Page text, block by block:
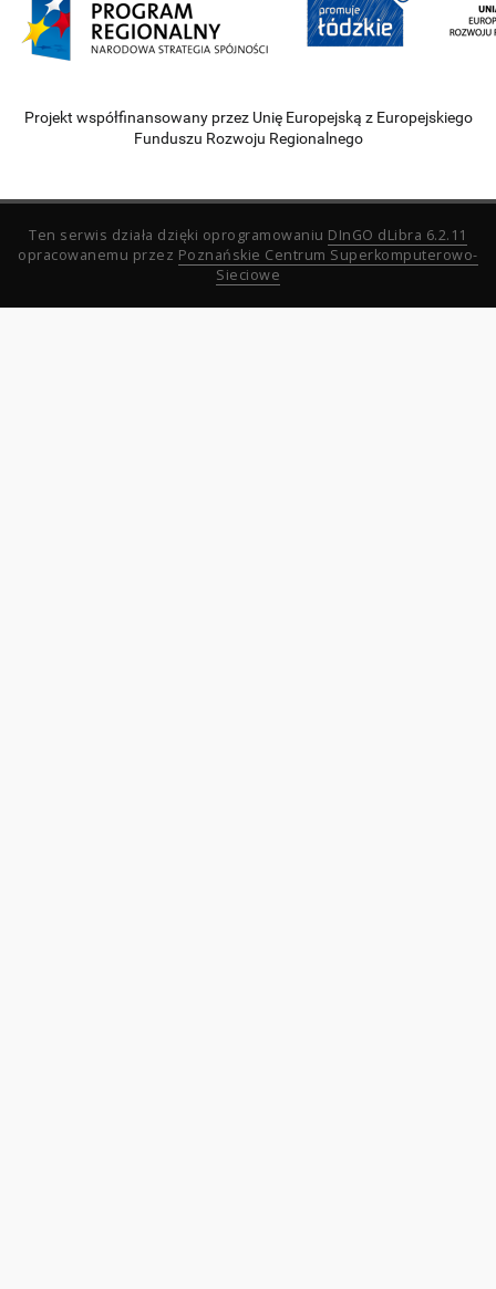
Projekt współfinansowany przez Unię Europejską z Europejskiego
Funduszu Rozwoju Regionalnego
Ten serwis działa dzięki oprogramowaniu DInGO dLibra 6.2.11
opracowanemu przez Poznańskie Centrum Superkomputerowo-
Sieciowe